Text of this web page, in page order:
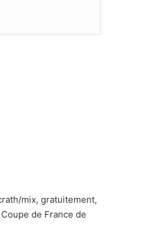
mix, gratuitement,
de France de